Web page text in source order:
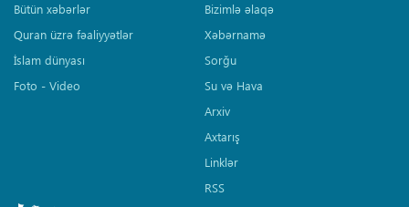
Bütün xəbərlər
Quran üzrə fəaliyyətlər
İslam dünyası
Foto - Video
Bizimlə əlaqə
Xəbərnamə
Sorğu
Su və Hava
Arxiv
Axtarış
Linklər
RSS